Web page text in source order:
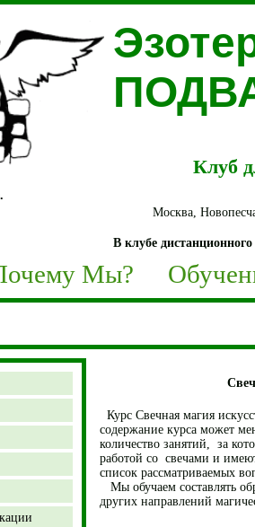
Клуб
Москва,
В клубе дистанционного
Мы?
Курс Свечная магия
содержание курса может
количество занятий, за
работой со свечами и имеют
список рассматриваемых
Мы обучаем составлять
других направлений